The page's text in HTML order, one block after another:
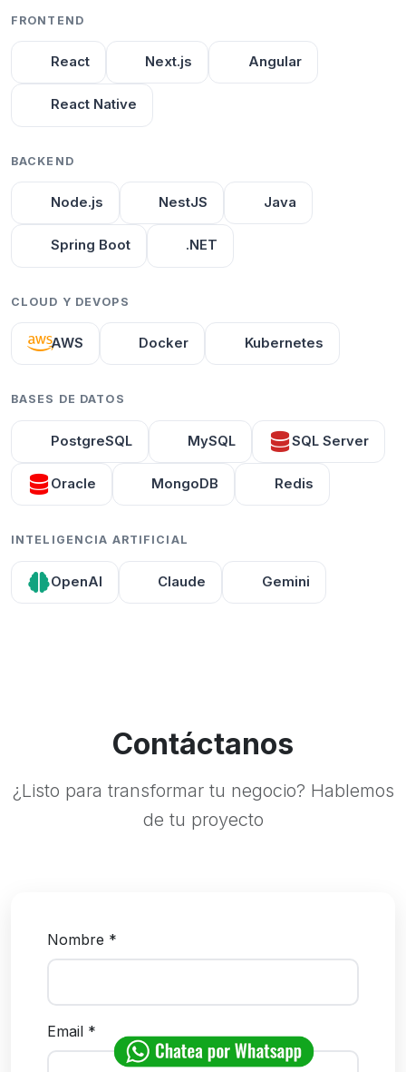
FRONTEND
React Next.js Angular
React Native
BACKEND
Node.js NestJS Java
Spring Boot .NET
CLOUD Y DEVOPS
AWS Docker Kubernetes
BASES DE DATOS
PostgreSQL MySQL SQL Server
Oracle MongoDB Redis
INTELIGENCIA ARTIFICIAL
OpenAI Claude Gemini
Contáctanos
¿Listo para transformar tu negocio? Hablemos
de tu proyecto
Nombre *
Email *